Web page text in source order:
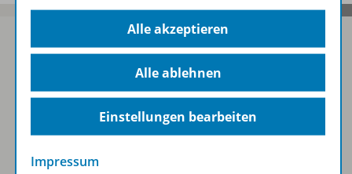
Zum Newsletter anmelden
Alle akzeptieren
Alle ablehnen
Einstellungen bearbeiten
Impressum